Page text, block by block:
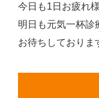
今日も1日お疲れ
明日も元気一杯診
お待ちしておりま